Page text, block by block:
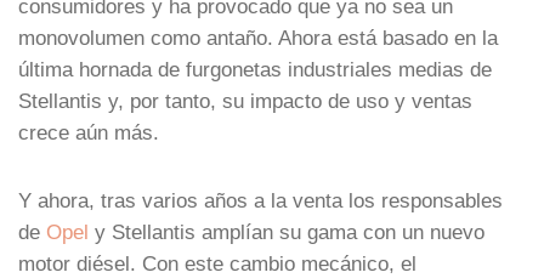
consumidores y ha provocado que ya no sea un
monovolumen como antaño. Ahora está basado en la
última hornada de furgonetas industriales medias de
Stellantis y, por tanto, su impacto de uso y ventas
crece aún más.
Y ahora, tras varios años a la venta los responsables
de Opel y Stellantis amplían su gama con un nuevo
motor diésel. Con este cambio mecánico, el